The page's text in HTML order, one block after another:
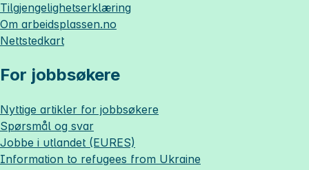
Tilgjengelighetserklæring
Om arbeidsplassen.no
Nettstedkart
For jobbsøkere
Nyttige artikler for jobbsøkere
Spørsmål og svar
Jobbe i utlandet (EURES)
Information to refugees from Ukraine